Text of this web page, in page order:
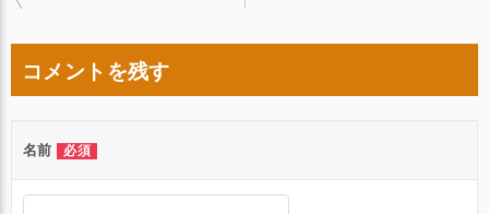
ビ
ー
シ
コメントを残す
名前 必須